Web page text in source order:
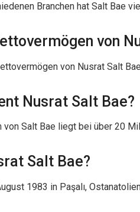
Branchen hat Salt Bae
von
von Nusrat Salt
Nusrat Salt Bae?
von Salt Bae liegt bei über 20
Salt Bae?
1983 in Paşalı,